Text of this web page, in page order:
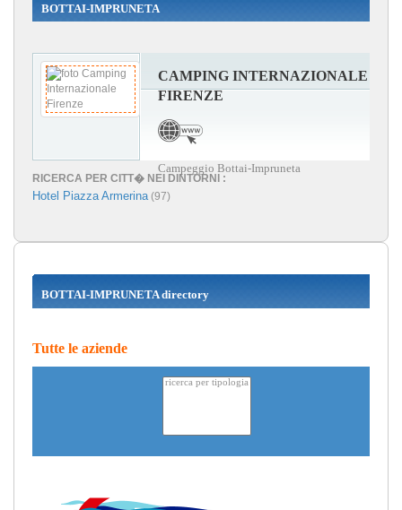
BOTTAI-IMPRUNETA
CAMPING INTERNAZIONALE
FIRENZE
Campeggio Bottai-Impruneta
RICERCA PER CITT� NEI DINTORNI :
Hotel Piazza Armerina(97)
BOTTAI-IMPRUNETA directory
Tutte le aziende